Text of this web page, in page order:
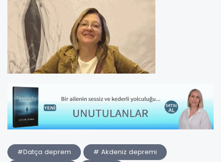
#Datça deprem
# Akdeniz depremi